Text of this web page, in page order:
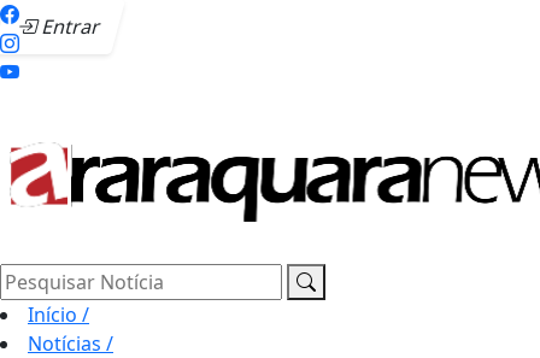
Entrar
Pesquisar Notícia
Início /
Notícias /